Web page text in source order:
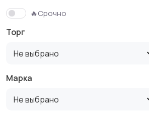
🔥Срочно
Торг
Не выбрано
Марка
Не выбрано